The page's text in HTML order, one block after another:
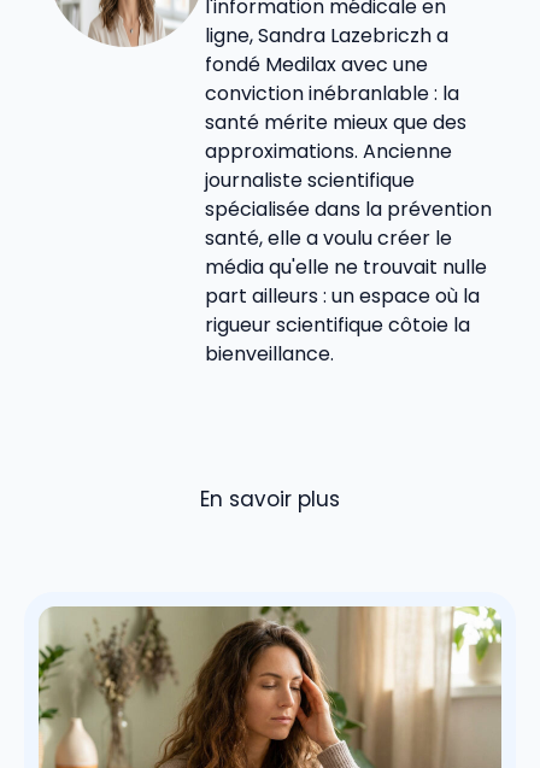
l'information médicale en
ligne, Sandra Lazebriczh a
fondé Medilax avec une
conviction inébranlable : la
santé mérite mieux que des
approximations. Ancienne
journaliste scientifique
spécialisée dans la prévention
santé, elle a voulu créer le
média qu'elle ne trouvait nulle
part ailleurs : un espace où la
rigueur scientifique côtoie la
bienveillance.
En savoir plus